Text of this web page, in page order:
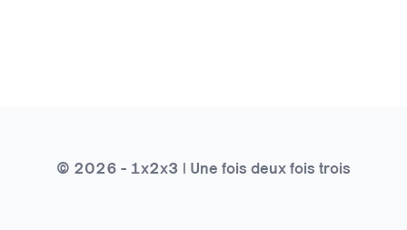
© 2026 - 1x2x3 | Une fois deux fois trois